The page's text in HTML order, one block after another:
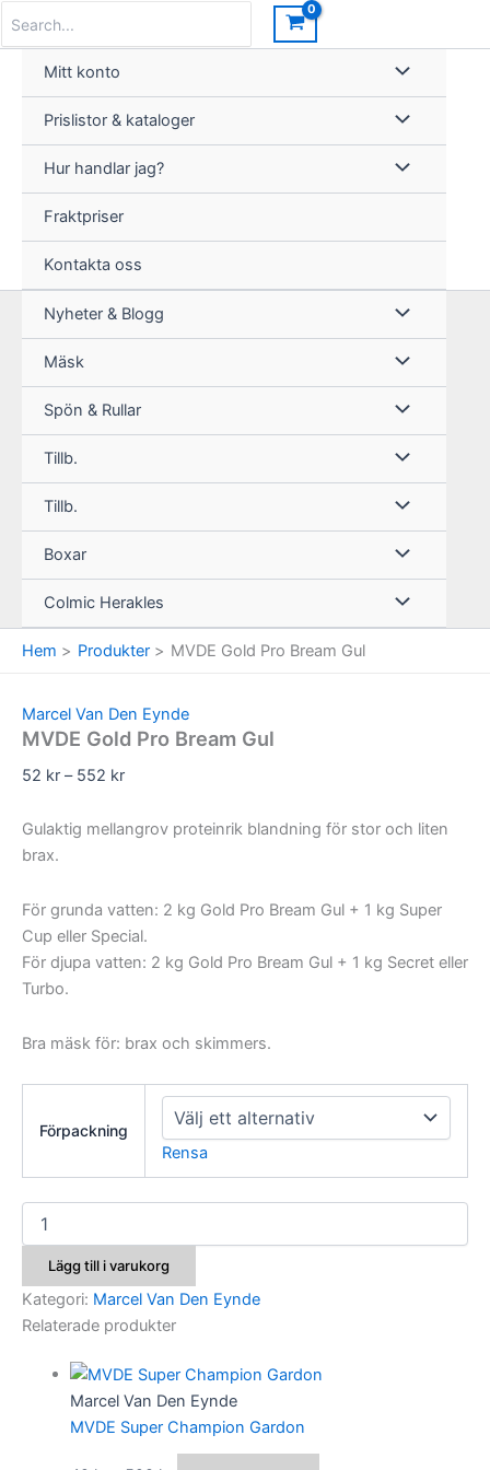
innehåll
for:
Mitt konto
Prislistor & kataloger
Hur handlar jag?
Fraktpriser
Kontakta oss
Nyheter & Blogg
Mäsk
Spön & Rullar
Tillb.
Tillb.
Boxar
Colmic Herakles
Hem Produkter MVDE Gold Pro Bream Gul
Marcel Van Den Eynde
MVDE Gold Pro Bream Gul
52 kr – 552 krPrisintervall:
till
Gulaktig mellangrov proteinrik blandning för stor och liten
brax.
För grunda vatten: 2 kg Gold Pro Bream Gul + 1 kg Super
Cup eller Special.
För djupa vatten: 2 kg Gold Pro Bream Gul + 1 kg Secret eller
Turbo.
Bra mäsk för: brax och skimmers.
Förpackning
Rensa
MVDE
Gold
Bream
Gul
mängd
Lägg till i varukorg
Kategori: Marcel Van Den Eynde
Relaterade produkter
Marcel Van Den Eynde
MVDE Super Champion Gardon